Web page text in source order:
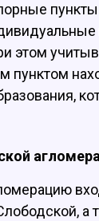
пункты
этом
а